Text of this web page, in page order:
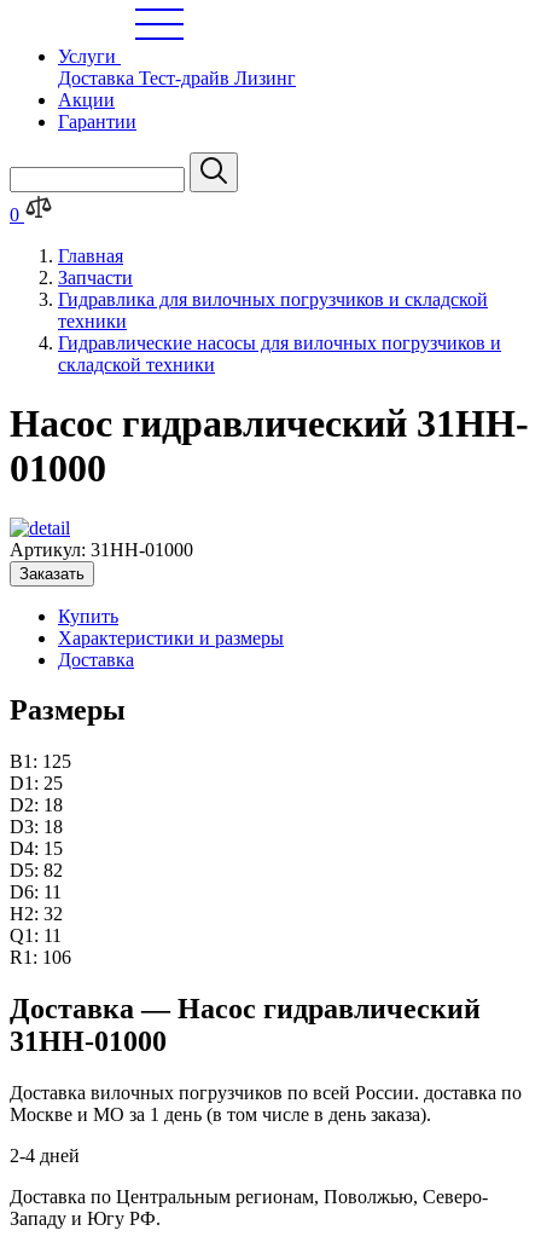
Услуги
Доставка Тест-драйв Лизинг
Акции
Гарантии
0
Главная
Запчасти
Гидравлика для вилочных погрузчиков и складской
техники
Гидравлические насосы для вилочных погрузчиков и
складской техники
Насос гидравлический 31HH-
01000
Артикул: 31HH-01000
Заказать
Купить
Характеристики и размеры
Доставка
Размеры
B1: 125
D1: 25
D2: 18
D3: 18
D4: 15
D5: 82
D6: 11
H2: 32
Q1: 11
R1: 106
Доставка — Насос гидравлический
31HH-01000
Доставка вилочных погрузчиков по всей России. доставка по
Москве и МО за 1 день (в том числе в день заказа).
2-4 дней
Доставка по Центральным регионам, Поволжью, Северо-
Западу и Югу РФ.